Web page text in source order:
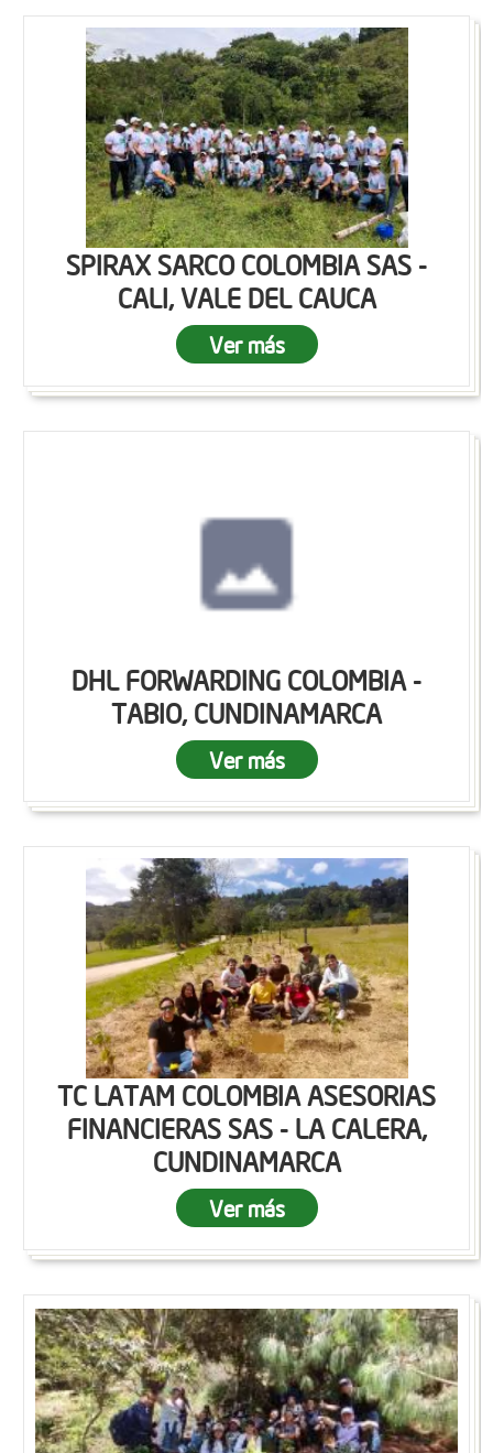
SPIRAX SARCO COLOMBIA SAS -
CALI, VALE DEL CAUCA
Ver más
DHL FORWARDING COLOMBIA -
TABIO, CUNDINAMARCA
Ver más
TC LATAM COLOMBIA ASESORIAS
FINANCIERAS SAS - LA CALERA,
CUNDINAMARCA
Ver más